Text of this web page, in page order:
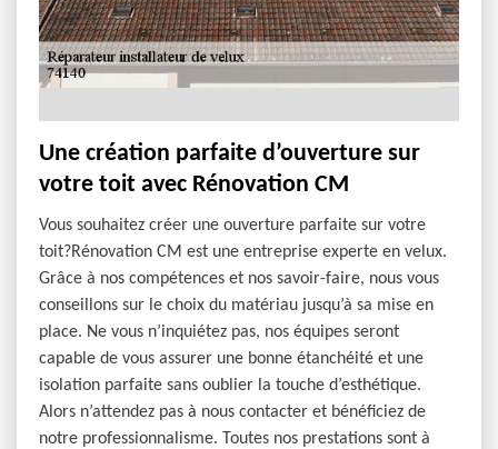
Une création parfaite d’ouverture sur
votre toit avec Rénovation CM
Vous souhaitez créer une ouverture parfaite sur votre
toit?Rénovation CM est une entreprise experte en velux.
Grâce à nos compétences et nos savoir-faire, nous vous
conseillons sur le choix du matériau jusqu’à sa mise en
place. Ne vous n’inquiétez pas, nos équipes seront
capable de vous assurer une bonne étanchéité et une
isolation parfaite sans oublier la touche d’esthétique.
Alors n’attendez pas à nous contacter et bénéficiez de
notre professionnalisme. Toutes nos prestations sont à